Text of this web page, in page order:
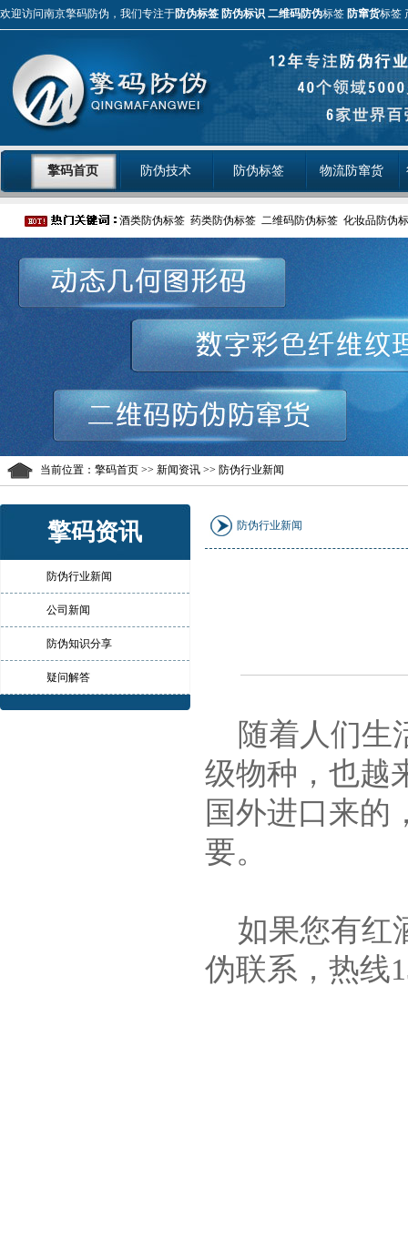
欢迎访问南京擎码防伪，我们专注于防伪标签 防伪标识 二维码防伪标签 防窜货标签
擎码首页 防伪技术 防伪标签 物流防窜货
酒类防伪标签 药类防伪标签 二维码防伪标签 化妆品防伪
当前位置： 擎码首页 >> 新闻资讯 >> 防伪行业新闻
擎码资讯
防伪行业新闻
公司新闻
防伪知识分享
疑问解答
防伪行业新闻
随着人们生
级物种，也越
国外进口来的
要。
如果您有红
伪联系，热线